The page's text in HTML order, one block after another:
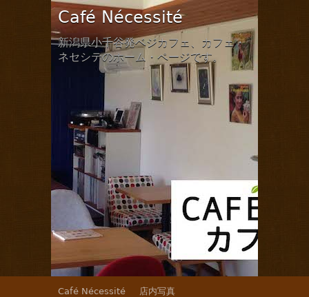
Café Nécessité
新潟県小千谷発ベジカフェ、カフェ・
ネセシテのホーム・ページです。
Café Nécessité 店内写真